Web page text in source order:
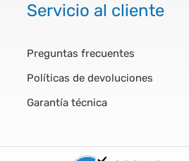
Servicio al cliente
Preguntas frecuentes
Políticas de devoluciones
Garantía técnica